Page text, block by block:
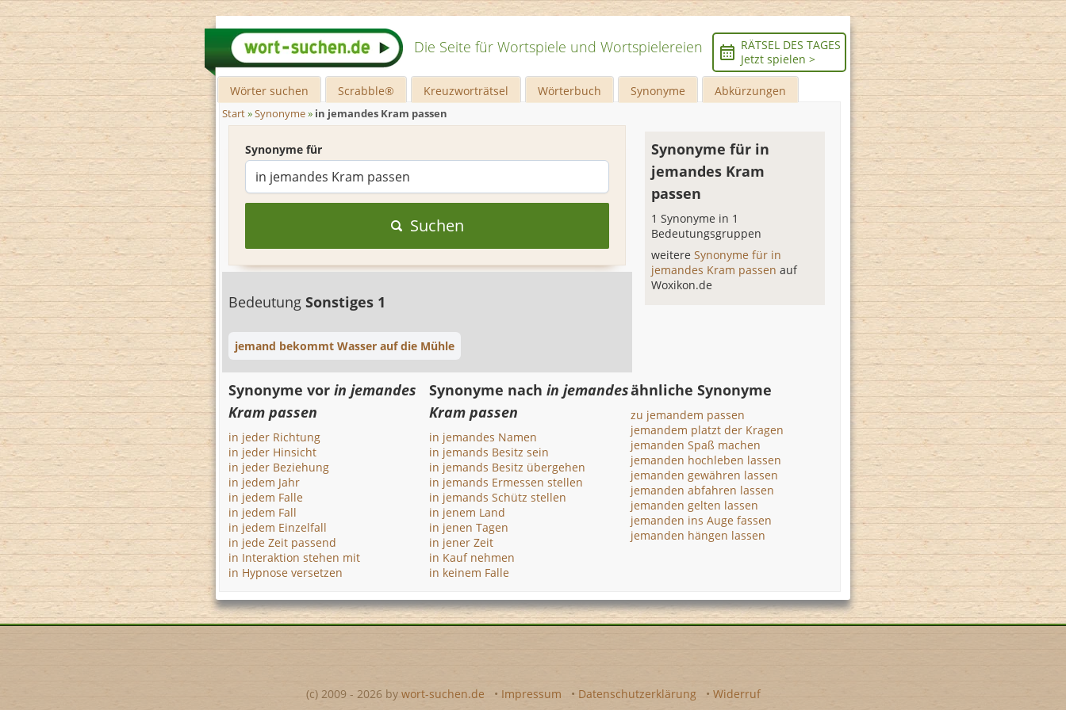
Die Seite für Wortspiele und Wortspielereien
RÄTSEL DES TAGES
Jetzt spielen >
Wörter suchen Scrabble® Kreuzworträtsel Wörterbuch Synonyme Abkürzungen
Start»Synonyme» in jemandes Kram passen
Synonyme für
Suchen
Bedeutung Sonstiges 1
jemand bekommt Wasser auf die Mühle
Synonyme für in
jemandes Kram
passen
1 Synonyme in 1
Bedeutungsgruppen
weitereSynonyme für in
jemandes Kram passenauf
Woxikon.de
Synonyme vor in jemandes
Kram passen
in jeder Richtung
in jeder Hinsicht
in jeder Beziehung
in jedem Jahr
in jedem Falle
in jedem Fall
in jedem Einzelfall
in jede Zeit passend
in Interaktion stehen mit
in Hypnose versetzen
Synonyme nachin jemandes
Kram passen
in jemandes Namen
in jemands Besitz sein
in jemands Besitz übergehen
in jemands Ermessen stellen
in jemands Schütz stellen
in jenem Land
in jenen Tagen
in jener Zeit
in Kauf nehmen
in keinem Falle
ähnliche Synonyme
zu jemandem passen
jemandem platzt der Kragen
jemanden Spaß machen
jemanden hochleben lassen
jemanden gewähren lassen
jemanden abfahren lassen
jemanden gelten lassen
jemanden ins Auge fassen
jemanden hängen lassen
(c) 2009 - 2026 by wort-suchen.de • Impressum • Datenschutzerklärung • Widerruf